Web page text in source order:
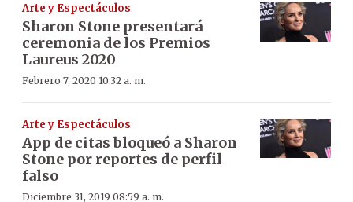
Arte y Espectáculos
Sharon Stone presentará
ceremonia de los Premios
Laureus 2020
Febrero 7, 2020 10:32 a. m.
Arte y Espectáculos
App de citas bloqueó a Sharon
Stone por reportes de perfil
falso
Diciembre 31, 2019 08:59 a. m.